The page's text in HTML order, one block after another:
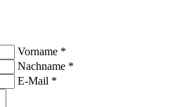
Vorname *
Nachname *
E-Mail *